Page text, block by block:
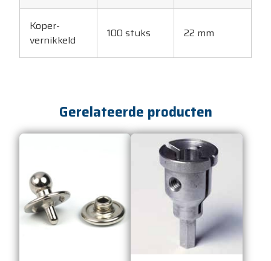
Koper-
vernikkeld
100 stuks 22 mm
Gerelateerde producten